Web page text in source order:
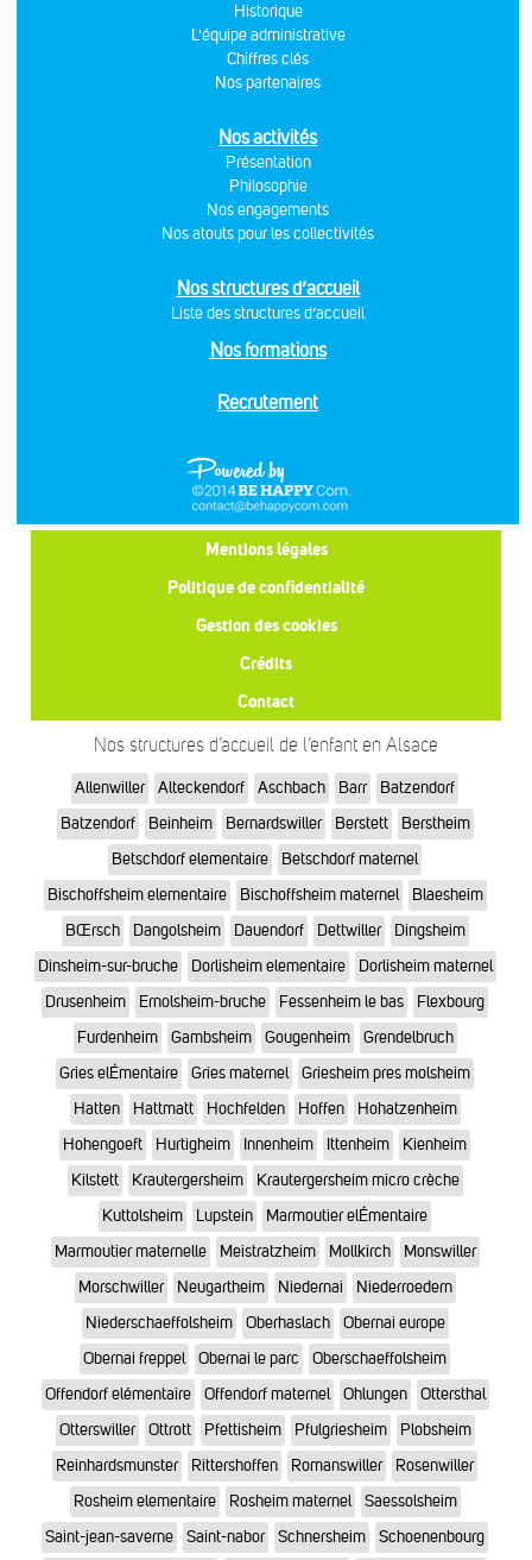
Historique
L'équipe administrative
Chiffres clés
Nos partenaires
Nos activités
Présentation
Philosophie
Nos engagements
Nos atouts pour les collectivités
Nos structures d’accueil
Liste des structures d’accueil
Nos formations
Recrutement
Mentions légales
Politique de confidentialité
Gestion des cookies
Crédits
Contact
Nos structures d’accueil de l’enfant en Alsace
Allenwiller Alteckendorf Aschbach Barr
Batzendorf
Batzendorf
Beinheim Bernardswiller Berstett
Berstheim
Betschdorf elementaire
Betschdorf maternel
Bischoffsheim elementaire
Bischoffsheim maternel
Blaesheim
BŒrsch
Dangolsheim Dauendorf Dettwiller
Dingsheim
Dinsheim-sur-bruche
Dorlisheim elementaire
Dorlisheim maternel
Drusenheim
Ernolsheim-bruche Fessenheim le bas
Flexbourg
Furdenheim
Gambsheim Gougenheim
Grendelbruch
Gries elÉmentaire
Gries maternel
Griesheim pres molsheim
Hatten
Hattmatt Hochfelden Hoffen
Hohatzenheim
Hohengoeft
Hurtigheim Innenheim Ittenheim
Kienheim
Kilstett
Krautergersheim
Krautergersheim micro crèche
Kuttolsheim
Lupstein
Marmoutier elÉmentaire
Marmoutier maternelle
Meistratzheim Mollkirch
Monswiller
Morschwiller
Neugartheim Niedernai
Niederroedern
Niederschaeffolsheim
Oberhaslach
Obernai europe
Obernai freppel
Obernai le parc
Oberschaeffolsheim
Offendorf elémentaire
Offendorf maternel Ohlungen
Ottersthal
Otterswiller
Ottrott Pfettisheim Pfulgriesheim
Plobsheim
Reinhardsmunster
Rittershoffen Romanswiller
Rosenwiller
Rosheim elementaire
Rosheim maternel
Saessolsheim
Saint-jean-saverne
Saint-nabor Schnersheim Schoenenbourg